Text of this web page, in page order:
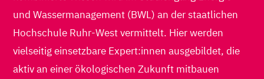
und Wassermanagement (BWL) an der staatlichen
Hochschule Ruhr-West vermittelt. Hier werden
vielseitig einsetzbare Expert:innen ausgebildet, die
aktiv an einer ökologischen Zukunft mitbauen